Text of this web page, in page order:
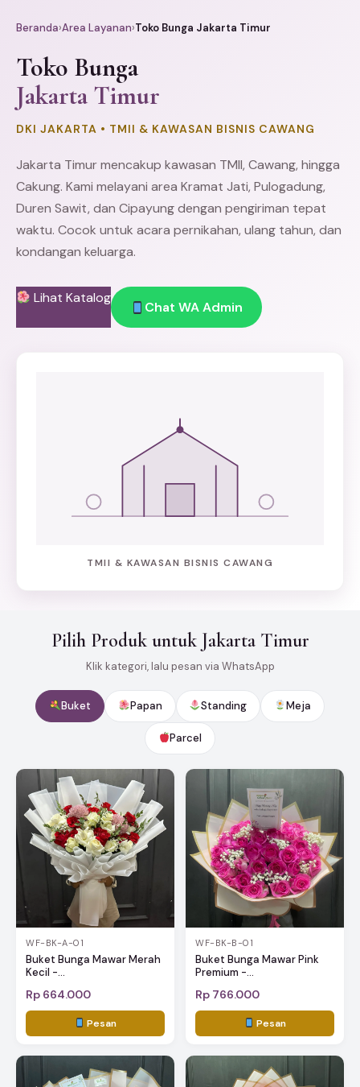
Beranda›Area Layanan›Toko Bunga Jakarta Timur
Toko Bunga
Jakarta Timur
DKI JAKARTA • TMII & KAWASAN BISNIS CAWANG
Jakarta Timur mencakup kawasan TMII, Cawang, hingga
Cakung. Kami melayani area Kramat Jati, Pulogadung,
Duren Sawit, dan Cipayung dengan pengiriman tepat
waktu. Cocok untuk acara pernikahan, ulang tahun, dan
kondangan keluarga.
Lihat Katalog
Chat WA Admin
TMII & KAWASAN BISNIS CAWANG
Pilih Produk untuk Jakarta Timur
Klik kategori, lalu pesan via WhatsApp
Buket Papan Standing Meja
Parcel
WF-BK-A-01
Buket Bunga Mawar Merah
Kecil -...
Rp 664.000
Pesan
WF-BK-B-01
Buket Bunga Mawar Pink
Premium -...
Rp 766.000
Pesan